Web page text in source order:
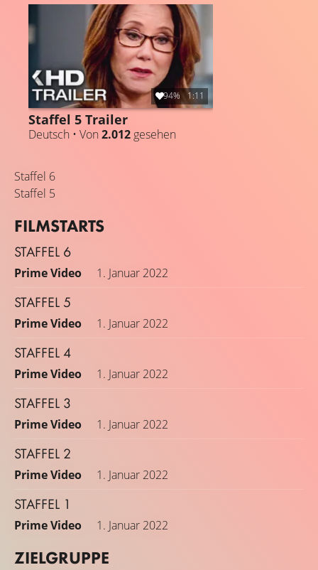
94% 1:11
Staffel 5 Trailer
Deutsch • Von2.012 gesehen
Staffel 6
Staffel 5
FILMSTARTS
STAFFEL 6
Prime Video 1. Januar 2022
STAFFEL 5
Prime Video 1. Januar 2022
STAFFEL 4
Prime Video 1. Januar 2022
STAFFEL 3
Prime Video 1. Januar 2022
STAFFEL 2
Prime Video 1. Januar 2022
STAFFEL 1
Prime Video 1. Januar 2022
ZIELGRUPPE